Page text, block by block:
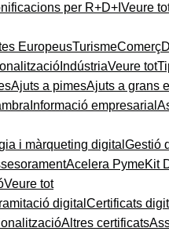
per R+D+I Veure
EuropeusTurismeComerç
IndústriaVeure tot
Ajuts a pimesAjuts a grans
Informació empresarial
i màrqueting digital Gestió
Acelera PymeKit
Veure tot
digital Certificats
Altres certificats